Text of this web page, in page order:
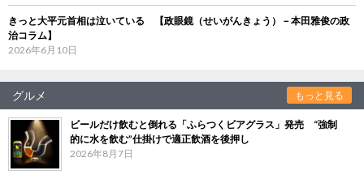
きっと大平元首相は泣いている 【政眼鏡（せいがんきょう）－本田雅俊の政
治コラム】
2026年6月10日
グルメ もっと見る
ビールだけ飲むと倒れる「ふらつくビアグラス」発売 “強制
的に水を飲む”仕掛けで適正飲酒を後押し
2026年8月7日